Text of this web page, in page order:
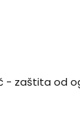
- zaštita od